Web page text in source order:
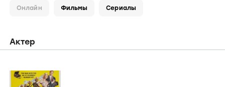
Онлайн Фильмы Сериалы
Актер